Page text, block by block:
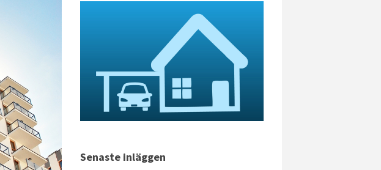
Senaste inläggen